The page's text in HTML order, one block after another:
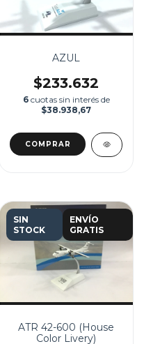
AZUL
$233.632
6 cuotas sin interés de
$38.938,67
SIN
STOCK
ENVÍO
GRATIS
ATR 42-600 (House
Color Livery)